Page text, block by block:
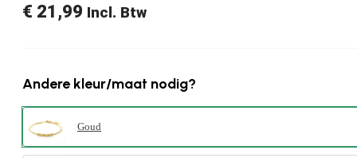
€ 21,99 Incl. Btw
Andere kleur/maat nodig?
Goud